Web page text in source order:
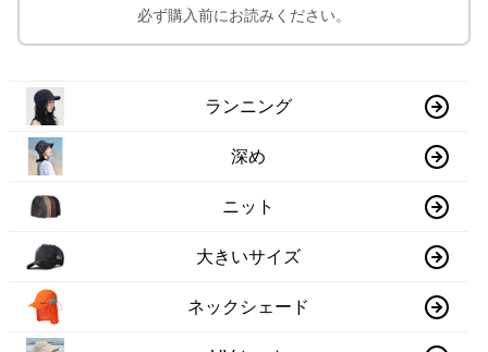
必ず購入前にお読みください。
ランニング
深め
ニット
大きいサイズ
ネックシェード